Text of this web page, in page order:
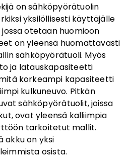
on sähköpyörätuolin
yksilöllisesti käyttäjälle
otetaan huomioon
on yleensä huomattavasti
sähköpyörätuoli. Myös
ja latauskapasiteetti
korkeampi kapasiteetti
kulkuneuvo. Pitkän
sähköpyörätuolit, joissa
ovat yleensä kalliimpia
tarkoitetut mallit.
akku on yksi
osista.